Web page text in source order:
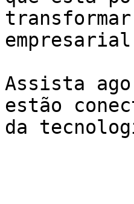
Assista
estão
da